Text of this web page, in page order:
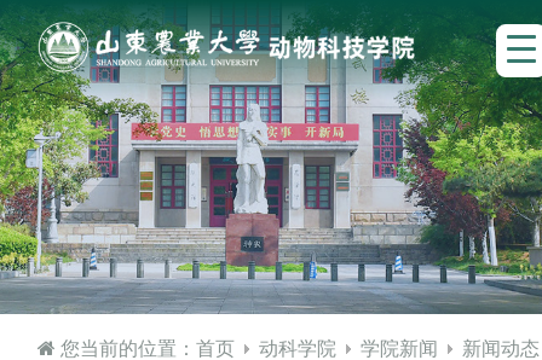
您当前的位置：首页 动科学院 学院新闻 新闻动态